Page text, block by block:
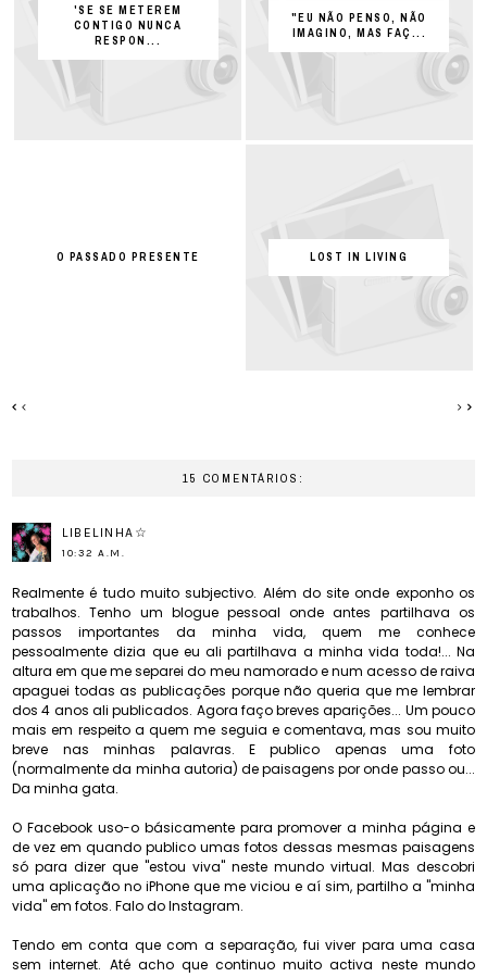
'SE SE METEREM
CONTIGO NUNCA
RESPON...
"EU NÃO PENSO, NÃO
IMAGINO, MAS FAÇ...
O PASSADO PRESENTE LOST IN LIVING
15 COMENTÁRIOS:
LIBELINHA☆
10:32 A.M.
Realmente é tudo muito subjectivo. Além do site onde exponho os
trabalhos. Tenho um blogue pessoal onde antes partilhava os
passos importantes da minha vida, quem me conhece
pessoalmente dizia que eu ali partilhava a minha vida toda!... Na
altura em que me separei do meu namorado e num acesso de raiva
apaguei todas as publicações porque não queria que me lembrar
dos 4 anos ali publicados. Agora faço breves aparições... Um pouco
mais em respeito a quem me seguia e comentava, mas sou muito
breve nas minhas palavras. E publico apenas uma foto
(normalmente da minha autoria) de paisagens por onde passo ou...
Da minha gata.
O Facebook uso-o básicamente para promover a minha página e
de vez em quando publico umas fotos dessas mesmas paisagens
só para dizer que "estou viva" neste mundo virtual. Mas descobri
uma aplicação no iPhone que me viciou e aí sim, partilho a "minha
vida" em fotos. Falo do Instagram.
Tendo em conta que com a separação, fui viver para uma casa
sem internet. Até acho que continuo muito activa neste mundo